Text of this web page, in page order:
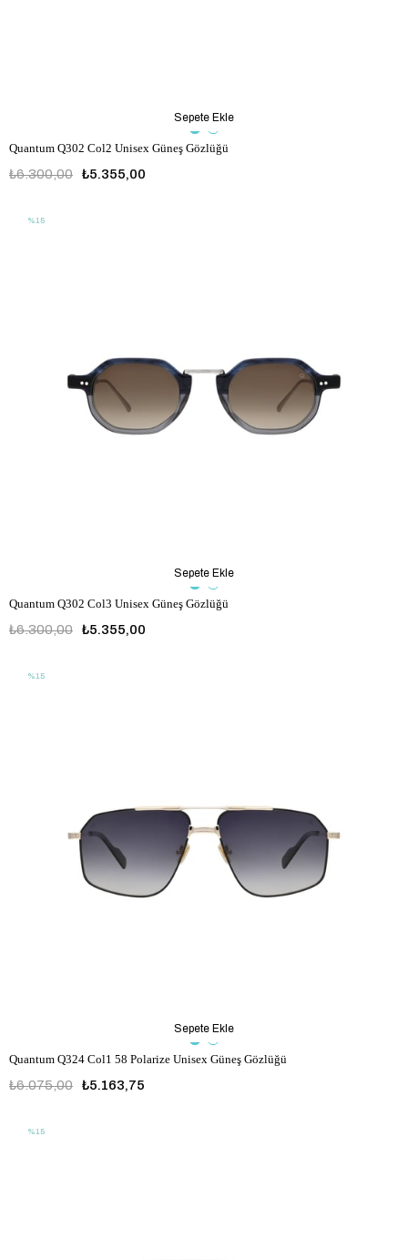
Quantum Q302 Col2 Unisex Güneş Gözlüğü
₺5.355,00
₺6.300,00
Sepete Ekle
Quantum Q302 Col3 Unisex Güneş Gözlüğü
₺5.355,00
₺6.300,00
Sepete Ekle
%15
Quantum Q324 Col1 58 Polarize Unisex Güneş Gözlüğü
₺5.163,75
₺6.075,00
Sepete Ekle
%15
%15